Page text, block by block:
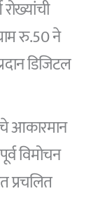
रु.50 ने
डिजिटल
आकारमान
विमोचन
प्रचलित